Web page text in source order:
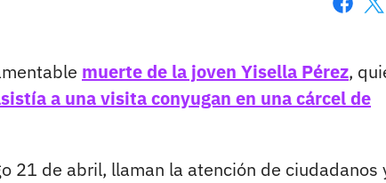
muerte de la joven Yisella Pérez,
a una visita conyugan en una cárcel de
21 de abril, llaman la atención de ciudadanos